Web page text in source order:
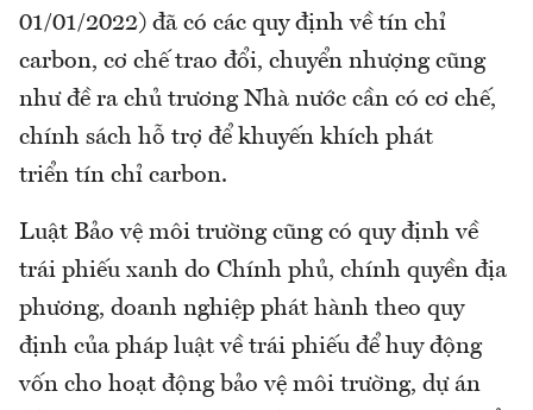
01/01/2022) đã có các quy định về tín chỉ
carbon, cơ chế trao đổi, chuyển nhượng cũng
như đề ra chủ trương Nhà nước cần có cơ chế,
chính sách hỗ trợ để khuyến khích phát
triển tín chỉ carbon.
Luật Bảo vệ môi trường cũng có quy định về
trái phiếu xanh do Chính phủ, chính quyền địa
phương, doanh nghiệp phát hành theo quy
định của pháp luật về trái phiếu để huy động
vốn cho hoạt động bảo vệ môi trường, dự án